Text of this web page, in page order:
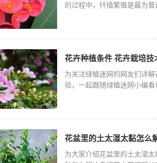
的过程中，扦插繁殖是最为
花卉种植条件 花卉栽培技
为关注绿植迷网的网友们详
验，一起跟随绿植迷网小编
花盆里的土太湿太黏怎么
为大家介绍花盆里的土太湿